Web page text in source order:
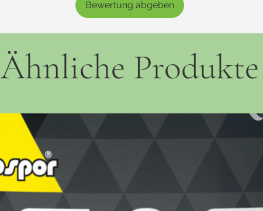
Bewertung abgeben
Ähnliche Produkte